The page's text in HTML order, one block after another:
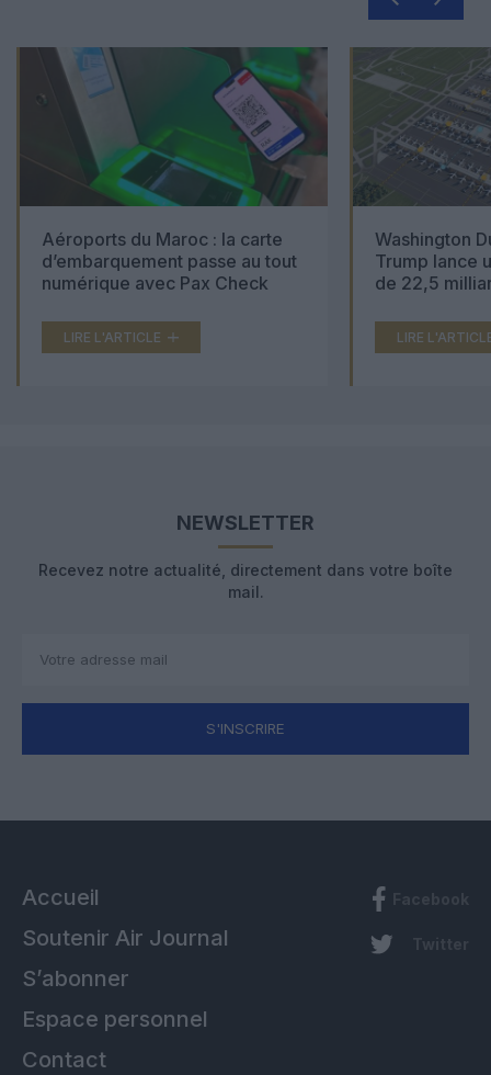
Aéroports du Maroc : la carte
d’embarquement passe au tout
numérique avec Pax Check
LIRE L'ARTICLE
Washington
Trump lance
de 22,5
LIRE
NEWSLETTER
Recevez notre actualité, directement dans votre boîte
mail.
S'INSCRIRE
Accueil
Soutenir Air Journal
S’abonner
Espace personnel
Contact